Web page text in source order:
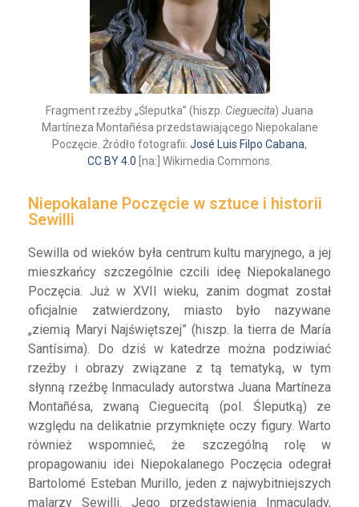
Fragment rzeźby „Śleputka” (hiszp. Cieguecita) Juana
Martíneza Montañésa przedstawiającego Niepokalane
Poczęcie. Źródło fotografii: José Luis Filpo Cabana,
CC BY 4.0 [na:] Wikimedia Commons.
Niepokalane Poczęcie w sztuce i historii
Sewilli
Sewilla od wieków była centrum kultu maryjnego, a jej
mieszkańcy szczególnie czcili ideę Niepokalanego
Poczęcia. Już w XVII wieku, zanim dogmat został
oficjalnie zatwierdzony, miasto było nazywane
„ziemią Maryi Najświętszej” (hiszp. la tierra de María
Santísima). Do dziś w katedrze można podziwiać
rzeźby i obrazy związane z tą tematyką, w tym
słynną rzeźbę Inmaculady autorstwa Juana Martíneza
Montañésa, zwaną Cieguecitą (pol. Śleputką) ze
względu na delikatnie przymknięte oczy figury. Warto
również wspomnieć, że szczególną rolę w
propagowaniu idei Niepokalanego Poczęcia odegrał
Bartolomé Esteban Murillo, jeden z najwybitniejszych
malarzy Sewilli. Jego przedstawienia Inmaculady,